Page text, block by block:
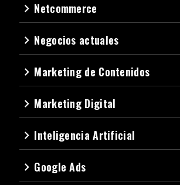
navigate_next Netcommerce
navigate_next Negocios actuales
navigate_next Marketing de Contenidos
navigate_next Marketing Digital
navigate_next Inteligencia Artificial
navigate_next Google Ads